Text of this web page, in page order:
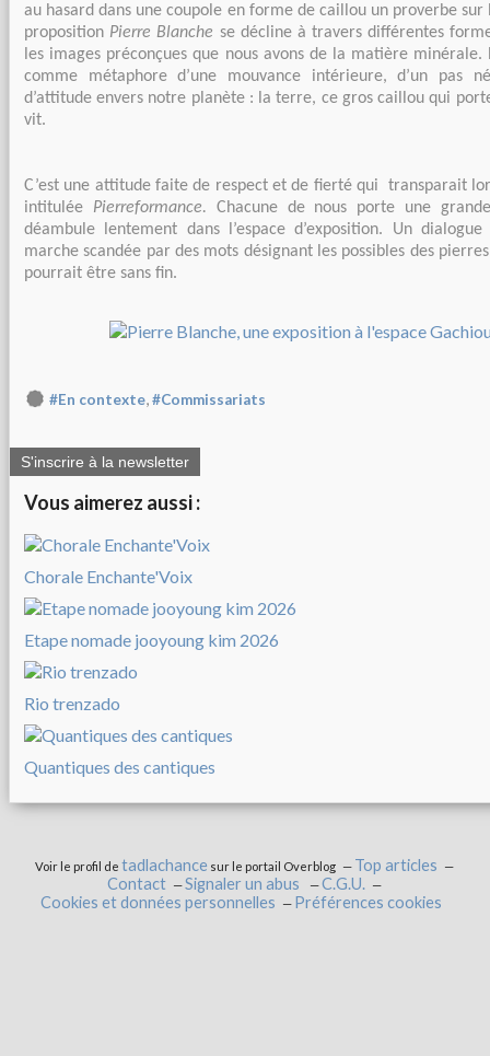
au hasard dans une coupole en forme de caillou un proverbe
proposition Pierre Blanche se décline à travers différentes
les images préconçues que nous avons de la matière minérale.
comme métaphore d’une mouvance intérieure, d’un pas
d’attitude envers notre planète : la terre, ce gros caillou qui
vit.
C’est une attitude faite de respect et de fierté qui transparait
intitulée Pierreformance. Chacune de nous porte une
déambule lentement dans l’espace d’exposition. Un
marche scandée par des mots désignant les possibles des
pourrait être sans fin.
#En contexte,#Commissariats
S'inscrire à la newsletter
Vous aimerez aussi :
Chorale Enchante'Voix
Etape nomade jooyoung kim 2026
Rio trenzado
Quantiques des cantiques
Voir le profil detadlachance sur le portail Overblog
Top articles
Contact
Signaler un abus
C.G.U.
Cookies et données personnelles
Préférences cookies